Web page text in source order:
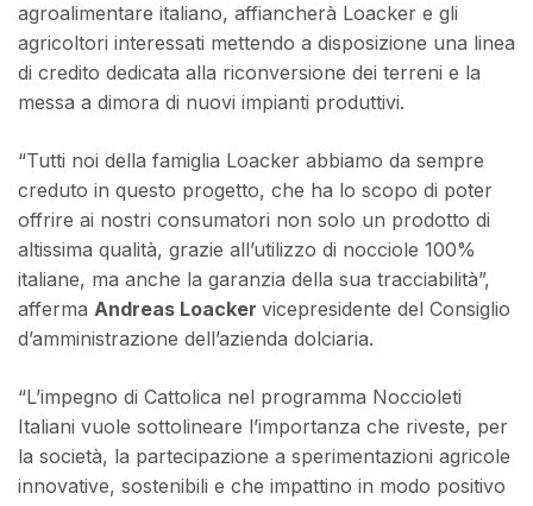
agroalimentare italiano, affiancherà Loacker e gli
agricoltori interessati mettendo a disposizione una linea
di credito dedicata alla riconversione dei terreni e la
messa a dimora di nuovi impianti produttivi.
“Tutti noi della famiglia Loacker abbiamo da sempre
creduto in questo progetto, che ha lo scopo di poter
offrire ai nostri consumatori non solo un prodotto di
altissima qualità, grazie all’utilizzo di nocciole 100%
italiane, ma anche la garanzia della sua tracciabilità”,
afferma Andreas Loacker vicepresidente del Consiglio
d’amministrazione dell’azienda dolciaria.
“L’impegno di Cattolica nel programma Noccioleti
Italiani vuole sottolineare l’importanza che riveste, per
la società, la partecipazione a sperimentazioni agricole
innovative, sostenibili e che impattino in modo positivo